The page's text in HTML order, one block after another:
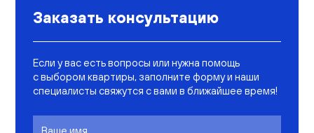
Заказать консультацию
Если у вас есть вопросы или нужна помощь
с выбором квартиры, заполните форму и наши
специалисты свяжутся с вами в ближайшее время!